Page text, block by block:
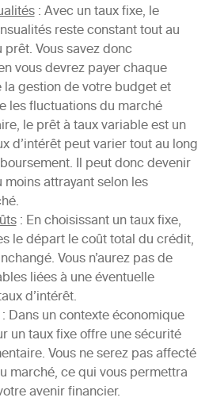
: Avec un taux fixe, le
reste constant tout au
Vous savez donc
vous devrez payer chaque
gestion de votre budget et
les fluctuations du marché
le prêt à taux variable est un
d’intérêt peut varier tout au long
Il peut donc devenir
attrayant selon les
: En choisissant un taux fixe,
le départ le coût total du crédit,
Vous n’aurez pas de
liées à une éventuelle
d’intérêt.
Dans un contexte économique
un taux fixe offre une sécurité
Vous ne serez pas affecté
marché, ce qui vous permettra
avenir financier.